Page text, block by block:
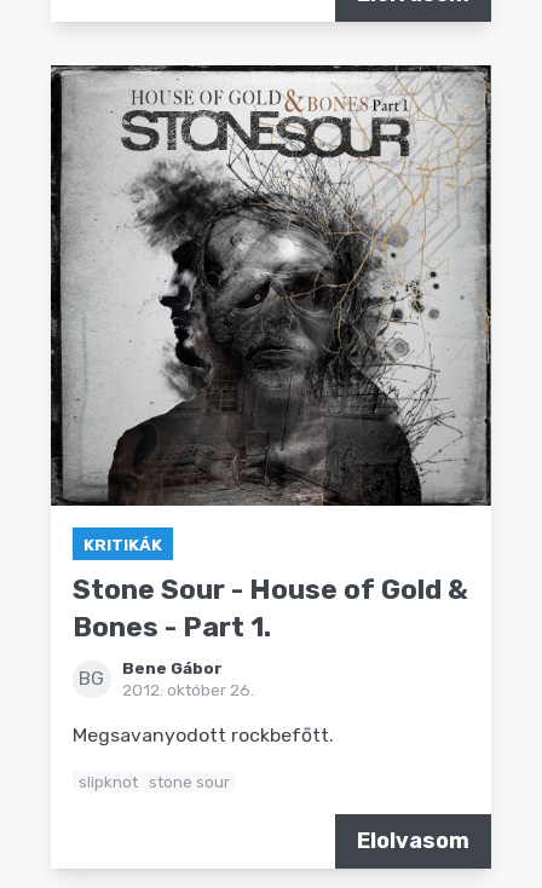
KRITIKÁK
Stone Sour - House of Gold &
Bones - Part 1.
BG
Bene Gábor
2012. október 26.
Megsavanyodott rockbefőtt.
slipknot stone sour
Elolvasom